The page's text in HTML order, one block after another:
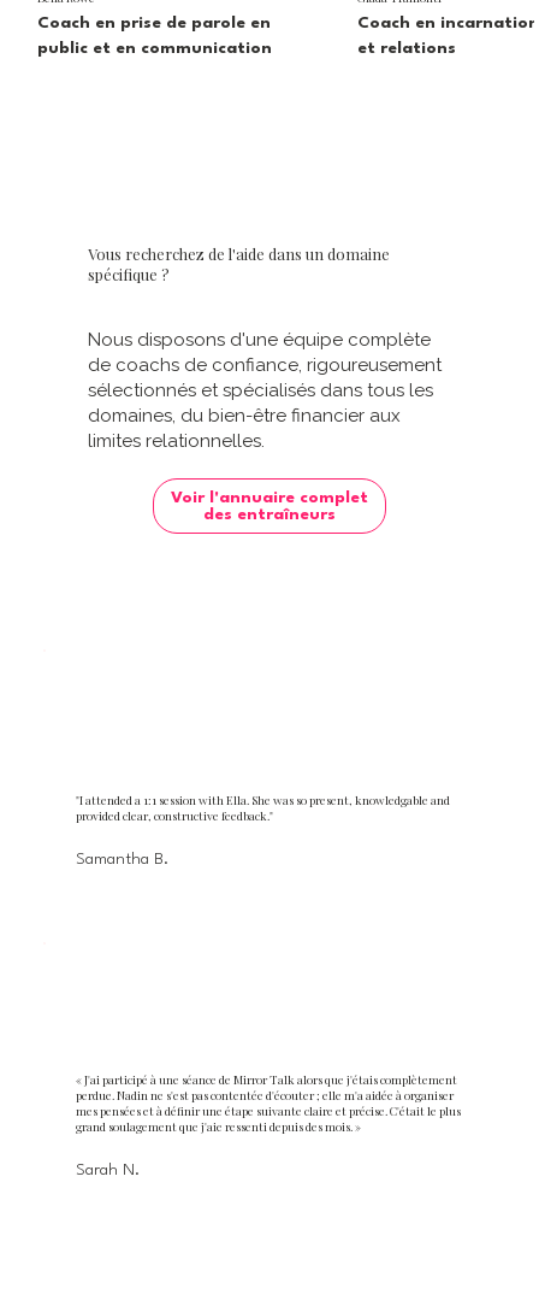
Coach en prise de parole en
public et en communication
Coach en
et relations
Vous recherchez de l'aide dans un domaine
spécifique ?
Nous disposons d'une équipe complète
de coachs de confiance, rigoureusement
sélectionnés et spécialisés dans tous les
domaines, du bien-être financier aux
limites relationnelles.
Voir l'annuaire complet
des entraîneurs
"I attended a 1:1 session with Ella. She was so present, knowledgable and
provided clear, constructive feedback."
Samantha B.
« J'ai participé à une séance de Mirror Talk alors que j'étais complètement
perdue. Nadin ne s'est pas contentée d'écouter ; elle m'a aidée à organiser
mes pensées et à définir une étape suivante claire et précise. C'était le plus
grand soulagement que j'aie ressenti depuis des mois. »
Sarah N.